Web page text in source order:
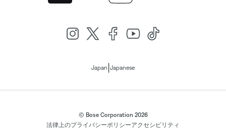
Japan Japanese
© Bose Corporation 2026
法律上のプライバシーポリシーアクセシビリティ